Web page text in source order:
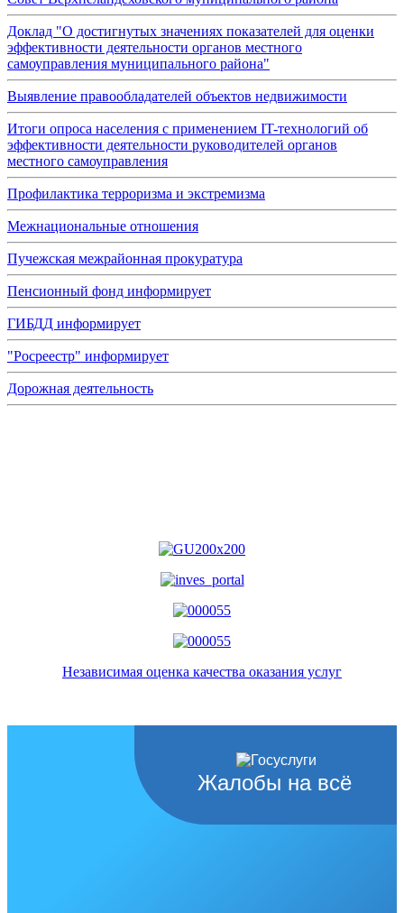
Доклад "О достигнутых значениях показателей для оценки
эффективности деятельности органов местного
самоуправления муниципального района"
Выявление правообладателей объектов недвижимости
Итоги опроса населения с применением IT-технологий об
эффективности деятельности руководителей органов
местного самоуправления
Профилактика терроризма и экстремизма
Межнациональные отношения
Пучежская межрайонная прокуратура
Пенсионный фонд информирует
ГИБДД информирует
"Росреестр" информирует
Дорожная деятельность
Независимая оценка качества оказания услуг
Жалобы на всё